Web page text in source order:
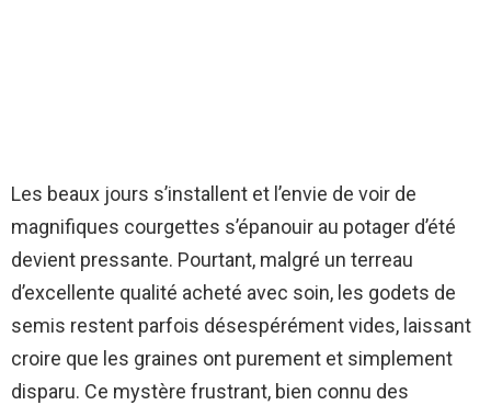
Les beaux jours s’installent et l’envie de voir de
magnifiques courgettes s’épanouir au potager d’été
devient pressante. Pourtant, malgré un terreau
d’excellente qualité acheté avec soin, les godets de
semis restent parfois désespérément vides, laissant
croire que les graines ont purement et simplement
disparu. Ce mystère frustrant, bien connu des